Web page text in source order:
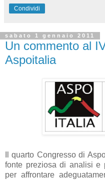
Condividi
sabato 1 gennaio 2011
Un commento al
Aspoitalia
Il quarto Congresso di
fonte preziosa di analisi e
per affrontare